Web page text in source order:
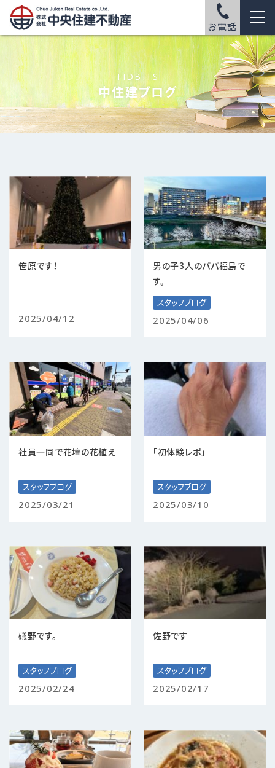
お電話
TIDBITS
中住建ブログ
笹原です！
2025/04/12
男の子3人のパパ福島で
す。
スタッフブログ
2025/04/06
社員一同で花壇の花植え
スタッフブログ
2025/03/21
「初体験レポ」
スタッフブログ
2025/03/10
礒野です。
スタッフブログ
2025/02/24
佐野です
スタッフブログ
2025/02/17